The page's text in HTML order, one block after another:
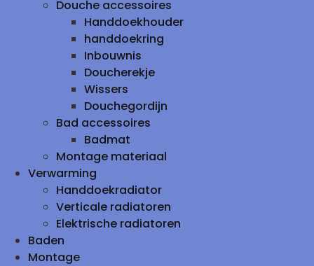
Douche accessoires
Handdoekhouder
handdoekring
Inbouwnis
Doucherekje
Wissers
Douchegordijn
Bad accessoires
Badmat
Montage materiaal
Verwarming
Handdoekradiator
Verticale radiatoren
Elektrische radiatoren
Baden
Montage